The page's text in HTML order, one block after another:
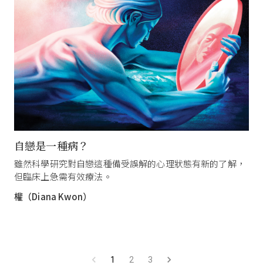
自戀是一種病？
雖然科學研究對自戀這種備受誤解的心理狀態有新的了解，
但臨床上急需有效療法。
權（Diana Kwon）
1 2 3